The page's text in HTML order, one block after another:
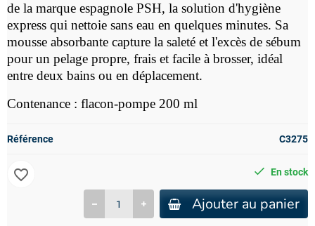
de la marque espagnole PSH, la solution d'hygiène
express qui nettoie sans eau en quelques minutes. Sa
mousse absorbante capture la saleté et l'excès de sébum
pour un pelage propre, frais et facile à brosser, idéal
entre deux bains ou en déplacement.
Contenance : flacon-pompe 200 ml
Référence C3275
En stock
Ajouter au panier
favorite_border